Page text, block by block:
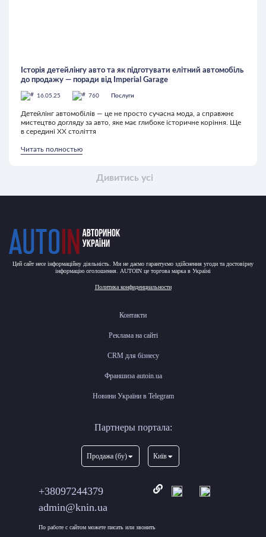
Дивитись усі
Історія детейлінгу авто та як підготувати елітний автомобіль
до продажу — поради від Imperial Garage
16.05.25 760 Послуги
Детейлінг автомобілів — це не просто сучасна мода, а справжнє
мистецтво догляду за авто, яке має глибоке історичне коріння. Ще
в середині ХХ століття
Читать полностью
Цей сайт несе інформаційну діяльність. Ми не даємо гарантуємо здійснення угоди та достовірну
інформацію оголошення. AUTOIN це торгова марка в Україні
Политика конфиденциальности
Контакти
Реклама на сайті
CRM для бізнесу
Франшиза autoin.ua
Новини України в Telegram
Партнеры портала:
Продажа (бу) Київ
+38097244379
admin@knin.ua
По работе с сайтом можете писать или звонить